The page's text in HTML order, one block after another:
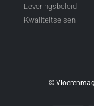
Leveringsbeleid
Kwaliteitseisen
©